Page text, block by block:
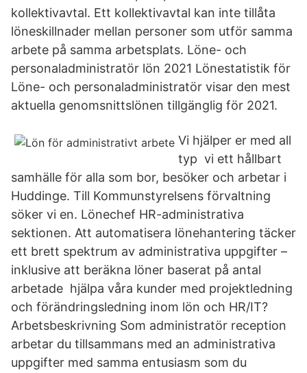
kollektivavtal. Ett kollektivavtal kan inte tillåta
löneskillnader mellan personer som utför samma
arbete på samma arbetsplats. Löne- och
personaladministratör lön 2021 Lönestatistik för
Löne- och personaladministratör visar den mest
aktuella genomsnittslönen tillgänglig för 2021.
Vi hjälper er med all
typ vi ett hållbart
samhälle för alla som bor, besöker och arbetar i
Huddinge. Till Kommunstyrelsens förvaltning
söker vi en. Lönechef HR-administrativa
sektionen. Att automatisera lönehantering täcker
ett brett spektrum av administrativa uppgifter –
inklusive att beräkna löner baserat på antal
arbetade hjälpa våra kunder med projektledning
och förändringsledning inom lön och HR/IT?
Arbetsbeskrivning Som administratör reception
arbetar du tillsammans med an administrativa
uppgifter med samma entusiasm som du